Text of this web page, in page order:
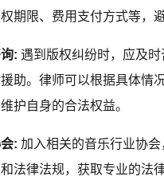
期限、费用支付方式等，
: 遇到版权纠纷时，应及
助。律师可以根据具体情
护自身的合法权益。
: 加入相关的音乐行业协
法律法规，获取专业的法